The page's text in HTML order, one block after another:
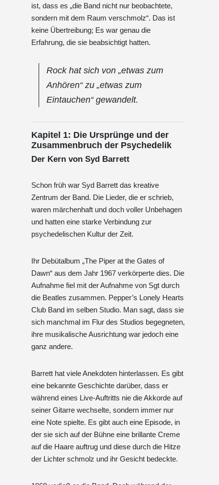
ist, dass es „die Band nicht nur beobachtete,
sondern mit dem Raum verschmolz“. Das ist
keine Übertreibung; Es war genau die
Erfahrung, die sie beabsichtigt hatten.
Rock hat sich von „etwas zum
Anhören“ zu „etwas zum
Eintauchen“ gewandelt.
Kapitel 1: Die Ursprünge und der
Zusammenbruch der Psychedelik
Der Kern von Syd Barrett
Schon früh war Syd Barrett das kreative
Zentrum der Band. Die Lieder, die er schrieb,
waren märchenhaft und doch voller Unbehagen
und hatten eine starke Verbindung zur
psychedelischen Kultur der Zeit.
Ihr Debütalbum „The Piper at the Gates of
Dawn“ aus dem Jahr 1967 verkörperte dies. Die
Aufnahme fiel mit der Aufnahme von Sgt durch
die Beatles zusammen. Pepper’s Lonely Hearts
Club Band im selben Studio. Man sagt, dass sie
sich manchmal im Flur des Studios begegneten,
ihre musikalische Ausrichtung war jedoch eine
ganz andere.
Barrett hat viele Anekdoten hinterlassen. Es gibt
eine bekannte Geschichte darüber, dass er
während eines Live-Auftritts nie die Akkorde auf
seiner Gitarre wechselte, sondern immer nur
eine Note spielte. Es gibt auch eine Episode, in
der sie sich auf der Bühne eine brillante Creme
auf die Haare auftrug und diese durch die Hitze
der Lichter schmolz und ihr Gesicht bedeckte.